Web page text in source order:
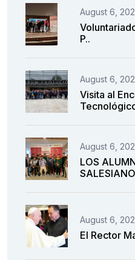
August 6,
P..
August 6,
Visita al
August 6,
LOS
August 6,
El Rector